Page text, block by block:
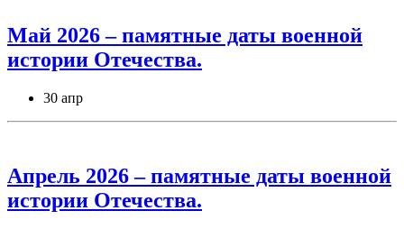
Май 2026 – памятные даты военной
истории Отечества.
30 апр
Апрель 2026 – памятные даты военной
истории Отечества.